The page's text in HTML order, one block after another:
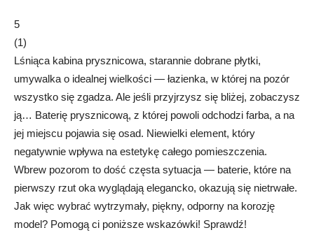
5
(1)
Lśniąca kabina prysznicowa, starannie dobrane płytki,
umywalka o idealnej wielkości — łazienka, w której na pozór
wszystko się zgadza. Ale jeśli przyjrzysz się bliżej, zobaczysz
ją… Baterię prysznicową, z której powoli odchodzi farba, a na
jej miejscu pojawia się osad. Niewielki element, który
negatywnie wpływa na estetykę całego pomieszczenia.
Wbrew pozorom to dość częsta sytuacja — baterie, które na
pierwszy rzut oka wyglądają elegancko, okazują się nietrwałe.
Jak więc wybrać wytrzymały, piękny, odporny na korozję
model? Pomogą ci poniższe wskazówki! Sprawdź!